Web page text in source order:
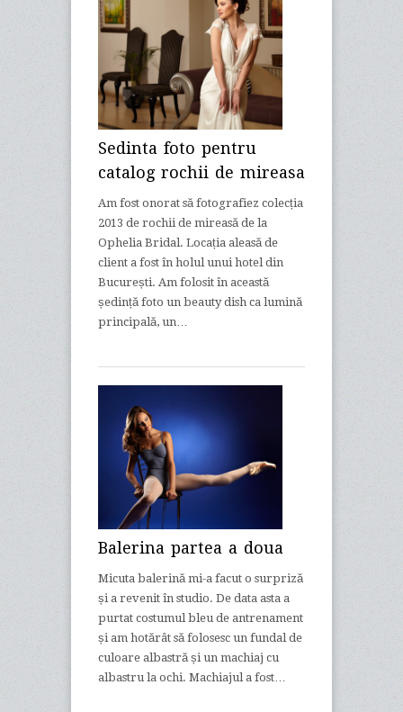
Sedinta foto pentru
catalog rochii de mireasa
Am fost onorat să fotografiez colecția
2013 de rochii de mireasă de la
Ophelia Bridal. Locația aleasă de
client a fost în holul unui hotel din
București. Am folosit în această
ședință foto un beauty dish ca lumină
principală, un…
Balerina partea a doua
Micuta balerină mi-a facut o surpriză
și a revenit în studio. De data asta a
purtat costumul bleu de antrenament
și am hotărât să folosesc un fundal de
culoare albastră și un machiaj cu
albastru la ochi. Machiajul a fost…